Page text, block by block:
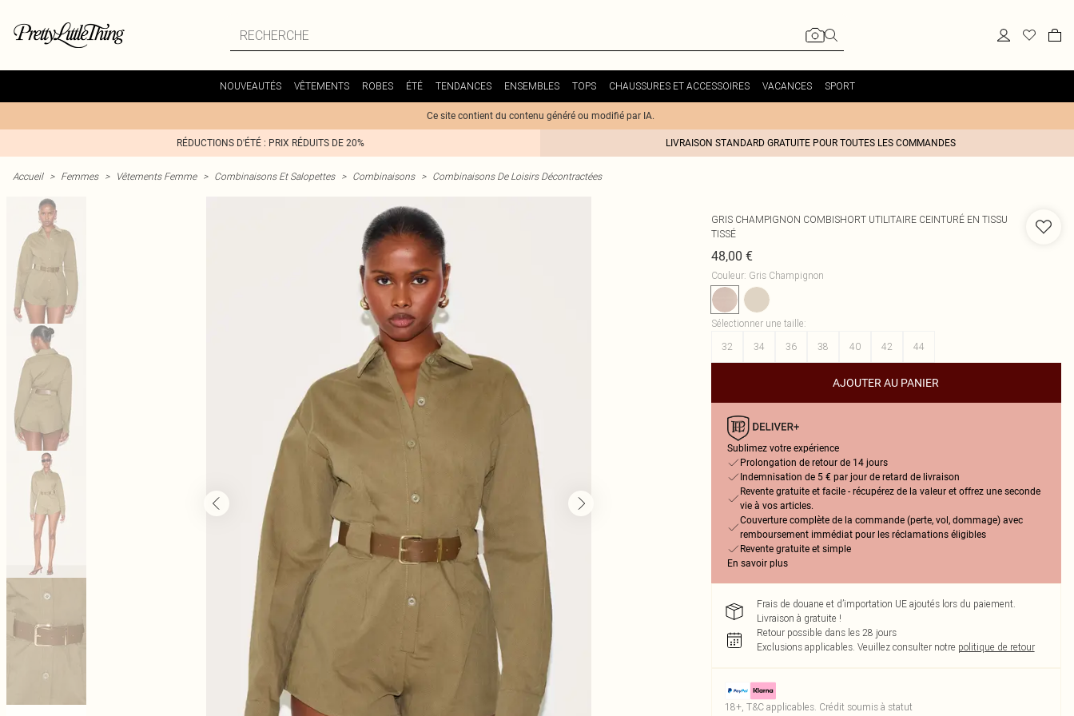
NOUVEAUTÉS VÊTEMENTS ROBES ÉTÉ TENDANCES ENSEMBLES TOPS CHAUSSURES ET ACCESSOIRES VACANCES SPORT
Ce site contient du contenu généré ou modifié par IA.
RÉDUCTIONS D'ÉTÉ : PRIX RÉDUITS DE 20% LIVRAISON STANDARD GRATUITE POUR TOUTES LES COMMANDES
Accueil > Femmes > Vêtements Femme > Combinaisons Et Salopettes > Combinaisons > Combinaisons De Loisirs Décontractées
GRIS CHAMPIGNON COMBISHORT UTILITAIRE CEINTURÉ EN TISSU
TISSÉ
48,00 €
Couleur: Gris Champignon
Sélectionner une taille:
32
34 36 38 40 42 44
AJOUTER AU PANIER
Sublimez votre expérience
Prolongation de retour de 14 jours
Indemnisation de 5 € par jour de retard de livraison
Revente gratuite et facile - récupérez de la valeur et offrez une seconde
vie à vos articles.
Couverture complète de la commande (perte, vol, dommage) avec
remboursement immédiat pour les réclamations éligibles
Revente gratuite et simple
En savoir plus
Frais de douane et d’importation UE ajoutés lors du paiement.
Livraison à gratuite !
Retour possible dans les 28 jours
Exclusions applicables. Veuillez consulter notre politique de retour
18+, T&C applicables. Crédit soumis à statut